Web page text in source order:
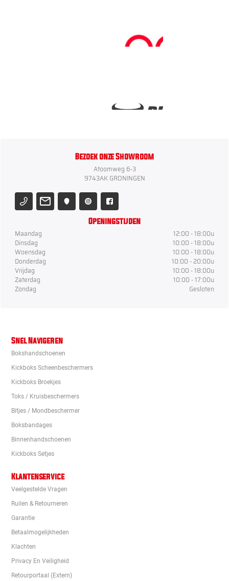
Bezoek onze Showroom
Atoomweg 6-3
9743AK GRONINGEN
Openingstijden
Maandag
12:00 - 18:00u
Dinsdag
10:00 - 18:00u
Woensdag
10:00 - 18:00u
Donderdag
10:00 - 20:00u
Vrijdag
10:00 - 18:00u
Zaterdag
10:00 - 17:00u
Zondag
Gesloten
Snel Navigeren
Bokshandschoenen
Kickboks Scheenbeschermers
Kickboks Broekjes
Toks / Kruisbeschermers
Bitjes / Mondbeschermer
Boksbandages
Binnenhandschoenen
Kickboks Setjes
Klantenservice
Veelgestelde Vragen
Ruilen & Retourneren
Garantie
Betaalmogelijkheden
Klachten
Privacy En Veiligheid
Retourportaal (extern)